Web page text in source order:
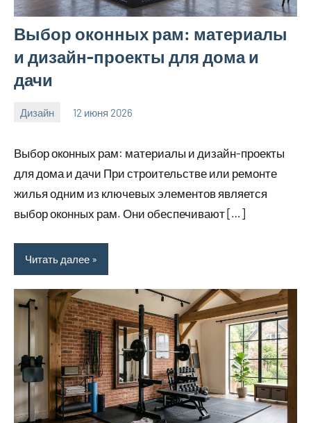
Выбор оконных рам: материалы
и дизайн-проекты для дома и
дачи
Дизайн 12 июня 2026
calvinken_co
Выбор оконных рам: материалы и дизайн-проекты
для дома и дачи При строительстве или ремонте
жилья одним из ключевых элементов является
выбор оконных рам. Они обеспечивают […]
Читать далее